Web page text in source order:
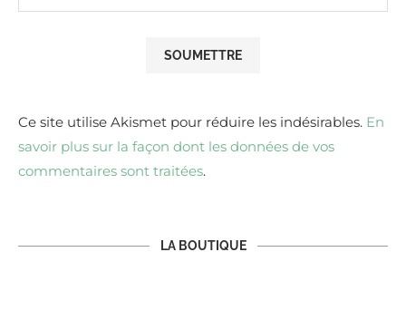
Ce site utilise Akismet pour réduire les indésirables. En
savoir plus sur la façon dont les données de vos
commentaires sont traitées.
LA BOUTIQUE